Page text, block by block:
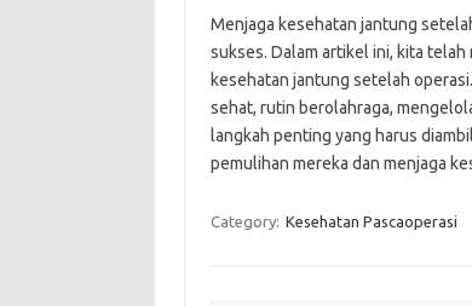
Menjaga kesehatan jantung
sukses. Dalam artikel ini, kita
kesehatan jantung setelah
sehat, rutin berolahraga,
langkah penting yang harus
pemulihan mereka dan menjaga
Category: Kesehatan Pascaoperasi